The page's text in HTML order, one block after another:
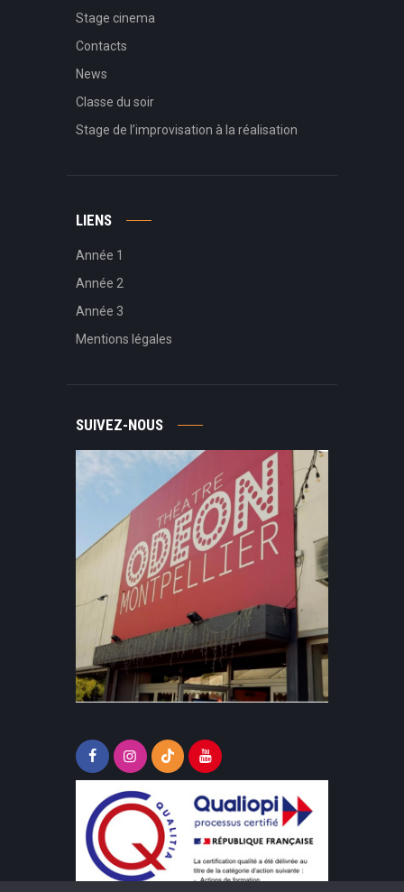
Stage cinema
Contacts
News
Classe du soir
Stage de l’improvisation à la réalisation
LIENS
Année 1
Année 2
Année 3
Mentions légales
SUIVEZ-NOUS